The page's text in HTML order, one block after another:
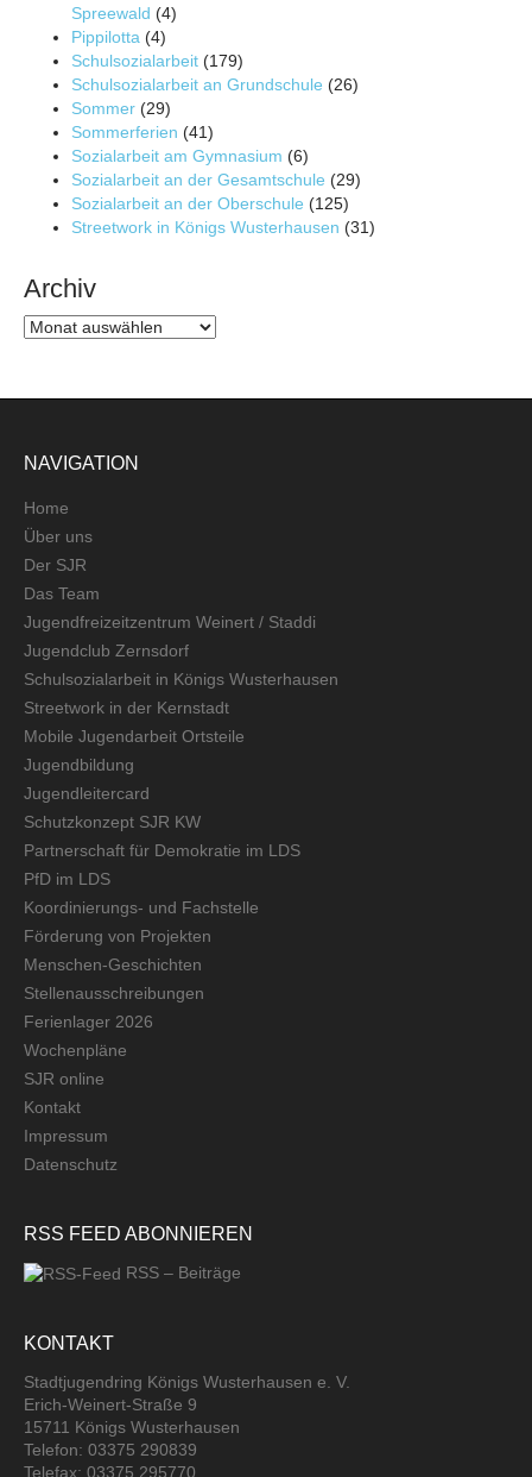
Spreewald (4)
Pippilotta (4)
Schulsozialarbeit (179)
Schulsozialarbeit an Grundschule (26)
Sommer (29)
Sommerferien (41)
Sozialarbeit am Gymnasium (6)
Sozialarbeit an der Gesamtschule (29)
Sozialarbeit an der Oberschule (125)
Streetwork in Königs Wusterhausen (31)
Archiv
Archiv
NAVIGATION
Home
Über uns
Der SJR
Das Team
Jugendfreizeitzentrum Weinert / Staddi
Jugendclub Zernsdorf
Schulsozialarbeit in Königs Wusterhausen
Streetwork in der Kernstadt
Mobile Jugendarbeit Ortsteile
Jugendbildung
Jugendleitercard
Schutzkonzept SJR KW
Partnerschaft für Demokratie im LDS
PfD im LDS
Koordinierungs- und Fachstelle
Förderung von Projekten
Menschen-Geschichten
Stellenausschreibungen
Ferienlager 2026
Wochenpläne
SJR online
Kontakt
Impressum
Datenschutz
RSS FEED ABONNIEREN
RSS – Beiträge
KONTAKT
Stadtjugendring Königs Wusterhausen e. V.
Erich-Weinert-Straße 9
15711 Königs Wusterhausen
Telefon: 03375 290839
Telefax: 03375 295770